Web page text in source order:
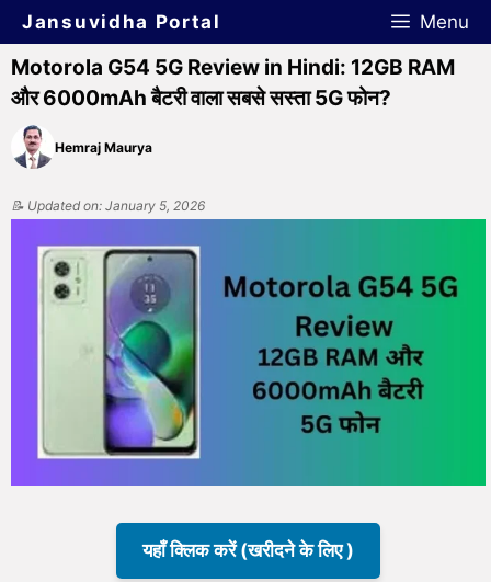
Jansuvidha Portal Menu
Motorola G54 5G Review in Hindi: 12GB RAM
और 6000mAh बैटरी वाला सबसे सस्ता 5G फोन?
Hemraj Maurya
📝 Updated on: January 5, 2026
यहाँ क्लिक करें (खरीदने के लिए )